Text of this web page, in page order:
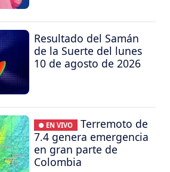
Resultado del Samán
de la Suerte del lunes
10 de agosto de 2026
● EN VIVO
Terremoto de
7.4 genera emergencia
en gran parte de
Colombia